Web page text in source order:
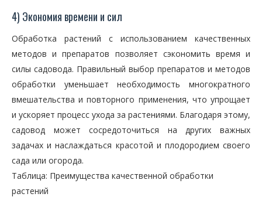
4) Экономия времени и сил
Обработка растений с использованием качественных
методов и препаратов позволяет сэкономить время и
силы садовода. Правильный выбор препаратов и методов
обработки уменьшает необходимость многократного
вмешательства и повторного применения, что упрощает
и ускоряет процесс ухода за растениями. Благодаря этому,
садовод может сосредоточиться на других важных
задачах и наслаждаться красотой и плодородием своего
сада или огорода.
Таблица: Преимущества качественной обработки
растений